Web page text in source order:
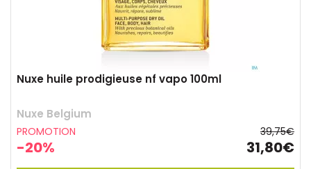
Nuxe huile prodigieuse nf vapo 100ml
Nuxe Belgium
PROMOTION
-20%
39,75€
31,80€